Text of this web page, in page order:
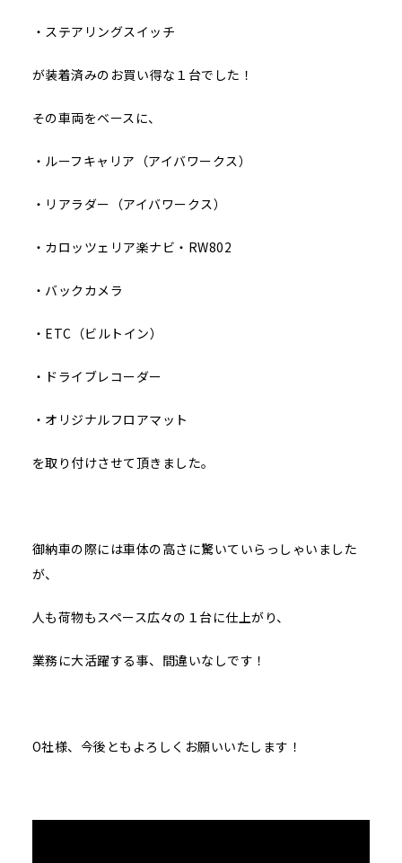
・ステアリングスイッチ
が装着済みのお買い得な１台でした！
その車両をベースに、
・ルーフキャリア（アイバワークス）
・リアラダー（アイバワークス）
・カロッツェリア楽ナビ・RW802
・バックカメラ
・ETC（ビルトイン）
・ドライブレコーダー
・オリジナルフロアマット
を取り付けさせて頂きました。
御納車の際には車体の高さに驚いていらっしゃいました
が、
人も荷物もスペース広々の１台に仕上がり、
業務に大活躍する事、間違いなしです！
O社様、今後ともよろしくお願いいたします！